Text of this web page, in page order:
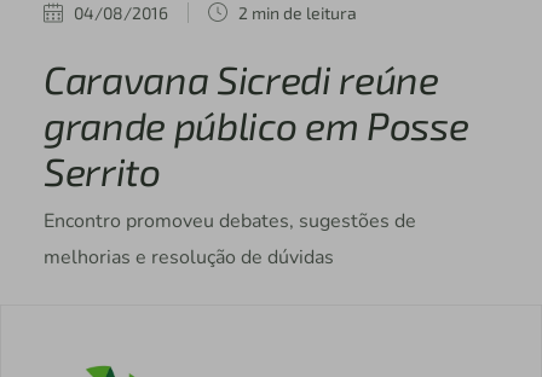
04/08/2016 2 min de leitura
Caravana Sicredi reúne
grande público em Posse
Serrito
Encontro promoveu debates, sugestões de
melhorias e resolução de dúvidas